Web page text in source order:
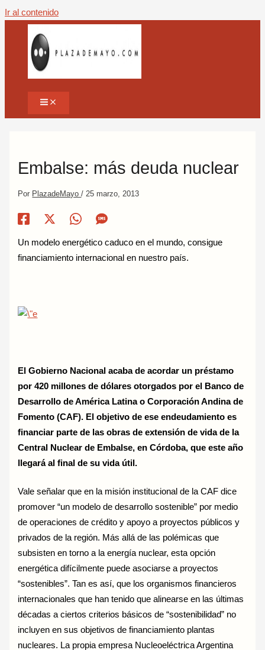
Ir al contenido
Embalse: más deuda nuclear
Por PlazadeMayo/ 25 marzo, 2013
Un modelo energético caduco en el mundo, consigue
financiamiento internacional en nuestro país.
El Gobierno Nacional acaba de acordar un préstamo
por 420 millones de dólares otorgados por el Banco de
Desarrollo de América Latina o Corporación Andina de
Fomento (CAF). El objetivo de ese endeudamiento es
financiar parte de las obras de extensión de vida de la
Central Nuclear de Embalse, en Córdoba, que este año
llegará al final de su vida útil.
Vale señalar que en la misión institucional de la CAF dice
promover “un modelo de desarrollo sostenible” por medio
de operaciones de crédito y apoyo a proyectos públicos y
privados de la región. Más allá de las polémicas que
subsisten en torno a la energía nuclear, esta opción
energética difícilmente puede asociarse a proyectos
“sostenibles”. Tan es así, que los organismos financieros
internacionales que han tenido que alinearse en las últimas
décadas a ciertos criterios básicos de “sostenibilidad” no
incluyen en sus objetivos de financiamiento plantas
nucleares. La propia empresa Nucleoeléctrica Argentina